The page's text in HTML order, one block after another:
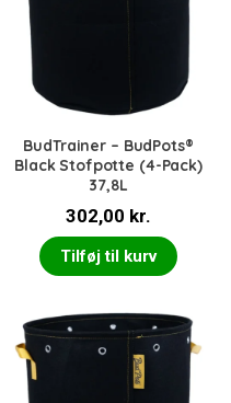
BudTrainer – BudPots®
Black Stofpotte (4-Pack)
37,8L
302,00 kr.
Tilføj til kurv